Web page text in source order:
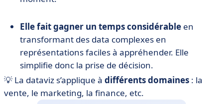
Elle fait gagner un temps considérable en
transformant des data complexes en
représentations faciles à appréhender. Elle
simplifie donc la prise de décision.
💡 La dataviz s’applique à différents domaines : la
vente, le marketing, la finance, etc.